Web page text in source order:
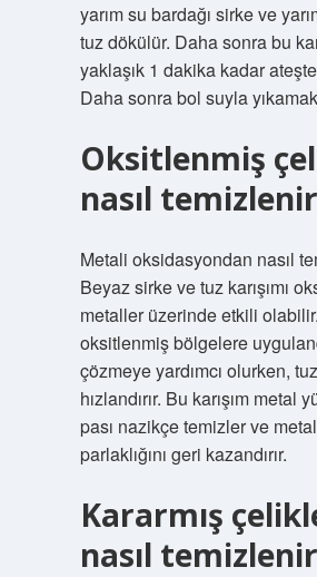
yarım su bardağı sirke ve
tuz dökülür. Daha sonra bu
yaklaşık 1 dakika kadar ateşte
Daha sonra bol suyla
Oksitlenmiş
nasıl
Metali oksidasyondan nasıl
Beyaz sirke ve tuz karışımı
metaller üzerinde etkili
oksitlenmiş bölgelere
çözmeye yardımcı olurken,
hızlandırır. Bu karışım metal
pası nazikçe temizler ve
parlaklığını geri kazandırır.
Kararmış
nasıl